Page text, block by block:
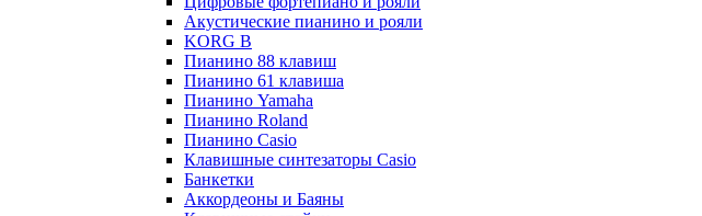
Акустические пианино и рояли
KORG B
Пианино 88 клавиш
Пианино 61 клавиша
Пианино Yamaha
Пианино Roland
Пианино Casio
Клавишные синтезаторы Casio
Банкетки
Аккордеоны и Баяны